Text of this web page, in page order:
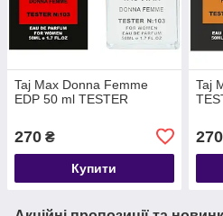
Taj Max Donna Femme
EDP 50 ml TESTER
270 ₴
Купити
Taj
270